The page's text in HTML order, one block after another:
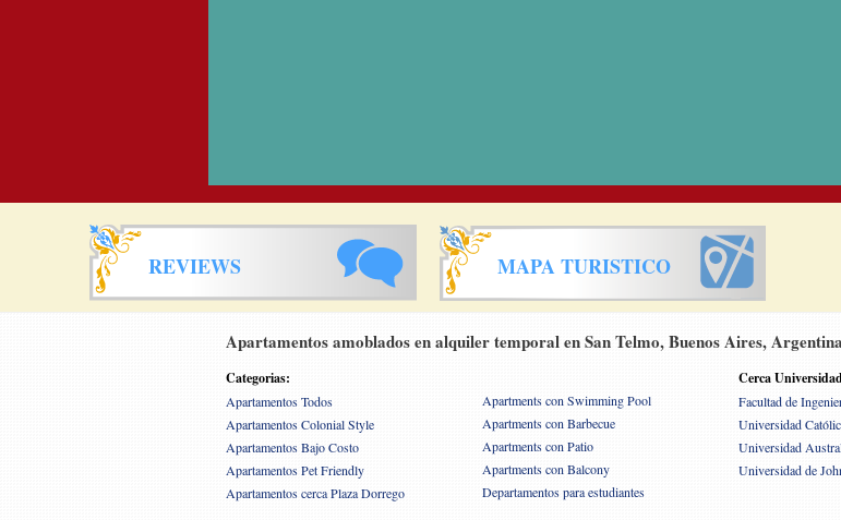
REVIEWS MAPA TURISTICO
Apartamentos amoblados en alquiler temporal en San Telmo, Buenos Aires, Argentina
Categorias:
Apartamentos Todos
Apartamentos Colonial Style
Apartamentos Bajo Costo
Apartamentos Pet Friendly
Apartamentos cerca Plaza Dorrego
Apartments con Swimming Pool
Apartments con Barbecue
Apartments con Patio
Apartments con Balcony
Departamentos para estudiantes
Cerca
Facultad de
Universidad
Universidad
Universidad de